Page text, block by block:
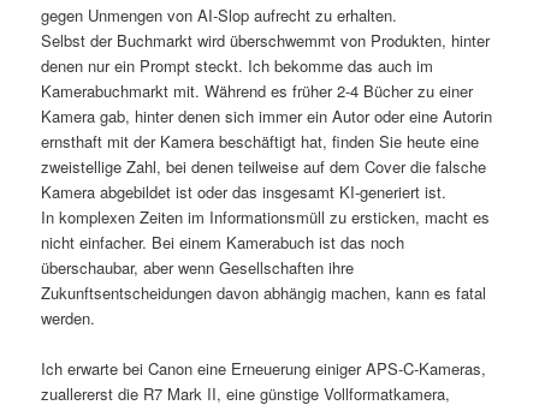
gegen Unmengen von AI-Slop aufrecht zu erhalten.
Selbst der Buchmarkt wird überschwemmt von Produkten, hinter
denen nur ein Prompt steckt. Ich bekomme das auch im
Kamerabuchmarkt mit. Während es früher 2-4 Bücher zu einer
Kamera gab, hinter denen sich immer ein Autor oder eine Autorin
ernsthaft mit der Kamera beschäftigt hat, finden Sie heute eine
zweistellige Zahl, bei denen teilweise auf dem Cover die falsche
Kamera abgebildet ist oder das insgesamt KI-generiert ist.
In komplexen Zeiten im Informationsmüll zu ersticken, macht es
nicht einfacher. Bei einem Kamerabuch ist das noch
überschaubar, aber wenn Gesellschaften ihre
Zukunftsentscheidungen davon abhängig machen, kann es fatal
werden.
Ich erwarte bei Canon eine Erneuerung einiger APS-C-Kameras,
zuallererst die R7 Mark II, eine günstige Vollformatkamera,